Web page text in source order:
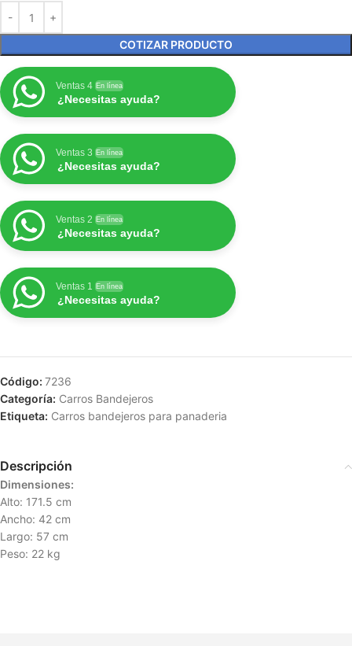
COTIZAR PRODUCTO
Ventas 4 En línea
¿Necesitas ayuda?
Ventas 3 En línea
¿Necesitas ayuda?
Ventas 2 En línea
¿Necesitas ayuda?
Ventas 1 En línea
¿Necesitas ayuda?
Código: 7236
Categoría: Carros Bandejeros
Etiqueta: Carros bandejeros para panaderia
Descripción
Dimensiones:
Alto: 171.5 cm
Ancho: 42 cm
Largo: 57 cm
Peso: 22 kg